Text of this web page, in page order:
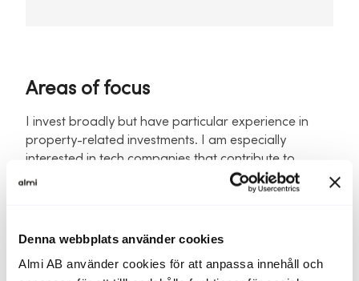
Denna webbplats använder cookies
Almi AB använder cookies för att anpassa innehåll och
Areas of focus
I invest broadly but have particular experience in
property-related investments. I am especially
interested in tech companies that contribute to
digitalisation, security and sustainability in traditional
What I look for when investing
I look for strong teams with complementary skills and